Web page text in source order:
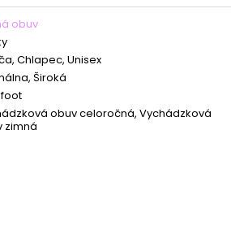
obuv
Chlapec, Unisex
Široká
obuv celoročná, Vychádzková
zimná